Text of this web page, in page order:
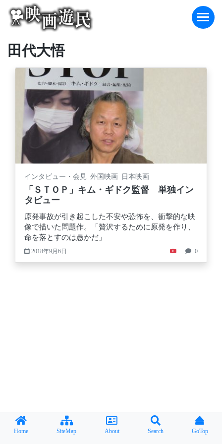
content
田代大悟
インタビュー・会見 外国映画 日本映画
「ＳＴＯＰ」キム・ギドク監督 単独イン
タビュー
原発事故が引き起こした不安や恐怖を、衝撃的な映
像で描いた問題作。「贅沢するために原発を作り、
命を落とすのは愚かだ」
2018年9月6日 0
Home SiteMap About Search GoTop